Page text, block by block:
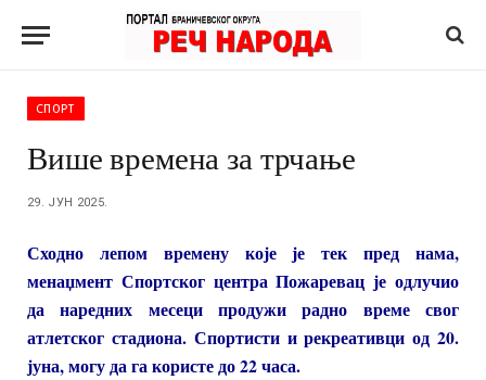
СПОРТ
Више времена за трчање
29. ЈУН 2025.
Сходно лепом времену које је тек пред нама,
менаџмент Спортског центра Пожаревац је одлучио
да наредних месеци продужи радно време свог
атлетског стадиона. Спортисти и рекреативци од 20.
јуна, могу да га користе до 22 часа.